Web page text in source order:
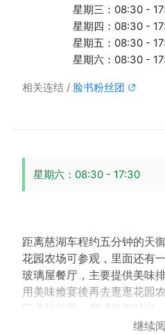
星期三：08:30 -
星期四：08:30 -
星期五：08:30 -
星期六：08:30 -
相关连结 脸书粉丝团
星期六：08:30 - 17:30
距离慈湖车程约五分钟的天
花园农场可参观，里面还有
玻璃屋餐厅，主要提供美味
用美味飨宴後再去逛逛花园
艺术拍拍照，度过悠闲时光。
继续